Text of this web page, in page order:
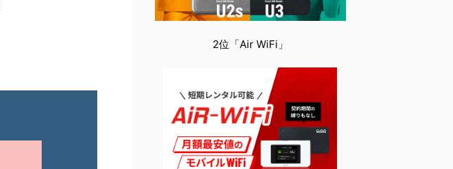
2位「Air WiFi」